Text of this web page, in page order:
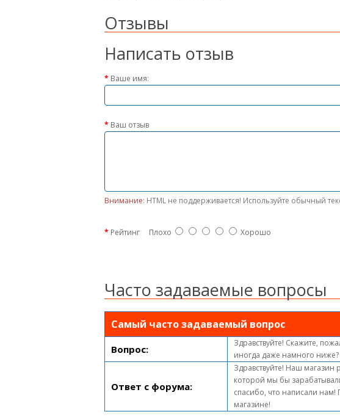
Отзывы
Написать отзыв
Ваше имя:
Ваш отзыв
Внимание: HTML не поддерживается! Используйте обычный
Рейтинг Плохо Хорошо
Часто задаваемые вопросы
Самый часто задаваемый вопрос
Вопрос:
Здравствуйте! Скажите,
иногда даже намного ниже?
Ответ с форума:
Здравствуйте! Наш магазин
которой мы бы
спасибо, что написали
магазине!